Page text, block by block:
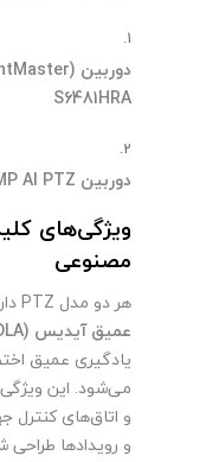
S6481HRA
دوربین Mini 5MP AI PTZ مدل DC-S4561WRA
ویژگی‌های
مصنوعی
هر دو مدل PTZ دارای قابلیت
عمیق آیدیس (IDLA)
یادگیری عمیق
می‌شود. این
و اتاق‌های کنترل
و رویدادها طراحی